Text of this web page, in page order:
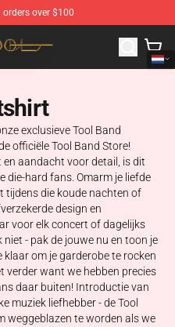
over $100
Shop
exclusieve Tool Band
officiële Tool Band Store!
aandacht voor detail, is dit
die-hard fans. Omarm je liefde
tijdens die koude nachten of
design en
voor elk concert of dagelijks
- pak de jouwe nu en toon je
om je garderobe te rocken
verder want we hebben precies
daar buiten! Introductie van
muziek liefhebber - de Tool
weggeblazen te worden als we